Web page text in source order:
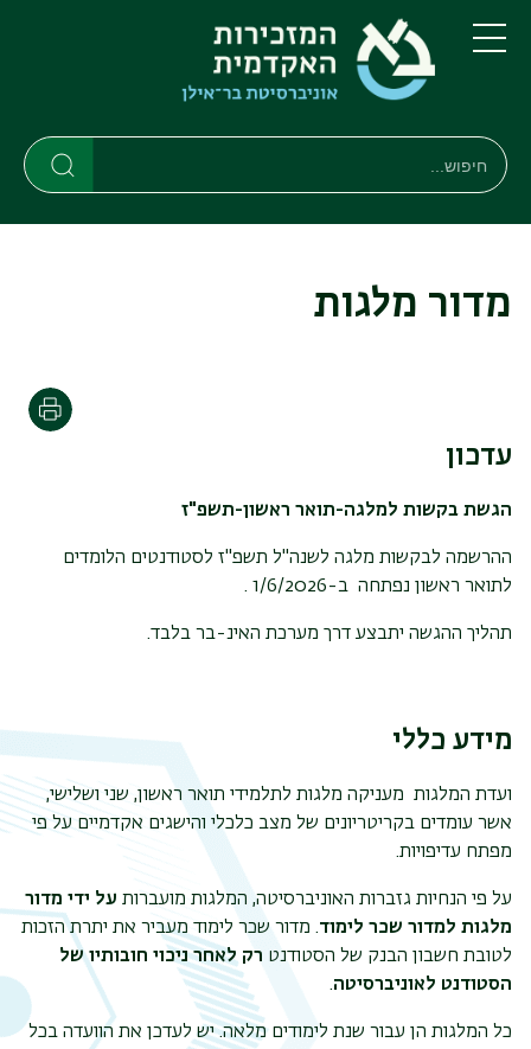
לתוכן
העיקרי
לתפריט
ניווט
ראשי
תפריט
חיפוש
חיפוש
מדור מלגות
עדכון
הגשת בקשות למלגה-תואר ראשון-תשפ"ז
ההרשמה לבקשות מלגה לשנה"ל תשפ"ז לסטודנטים הלומדים
לתואר ראשון נפתחה ב-1/6/2026
.
תהליך ההגשה יתבצע דרך מערכת האינ-בר בלבד.
מידע כללי
ועדת המלגות מעניקה מלגות לתלמידי תואר ראשון, שני ושלישי,
אשר עומדים בקריטריונים של מצב כלכלי והישגים אקדמיים על פי
מפתח עדיפויות.
על פי הנחיות גזברות האוניברסיטה, המלגות מועברות על ידי מדור
מלגות למדור שכר לימוד. מדור שכר לימוד מעביר את יתרת הזכות
לטובת חשבון הבנק של הסטודנט רק לאחר ניכוי חובותיו של
הסטודנט לאוניברסיטה.
כל המלגות הן עבור שנת לימודים מלאה. יש לעדכן את הוועדה בכל